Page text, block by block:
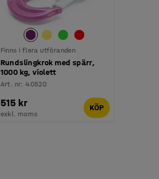
Finns i flera utföranden
Rundslingkrok med spärr,
1000 kg, violett
Art. nr: 40520
515 kr
exkl. moms
KÖP